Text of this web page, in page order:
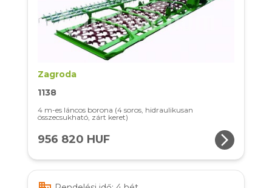
Zagroda
1138
4 m-es láncos borona (4 soros, hidraulikusan
összecsukható, zárt keret)
956 820 HUF arrow_forward_ios